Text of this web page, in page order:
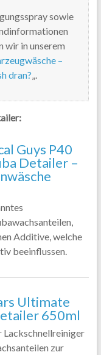
sowie
wir in unserem
–
dran?
Guys P40
Detailer –
Additive, welche
beeinflussen.
Ultimate
650ml
zur